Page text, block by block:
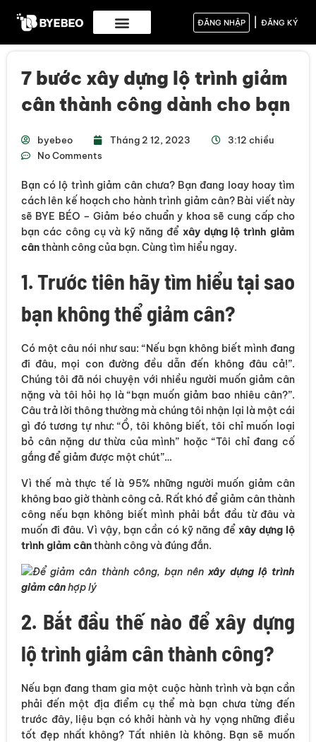
ĐĂNG NHẬP ĐĂNG KÝ
7 bước xây dựng lộ trình giảm
cân thành công dành cho bạn
byebeo Tháng 2 12, 2023
3:12 chiều
No Comments
Bạn có lộ trình giảm cân chưa? Bạn đang loay hoay tìm
cách lên kế hoạch cho hành trình giảm cân? Bài viết này
sẽ BYE BÉO – Giảm béo chuẩn y khoa sẽ cung cấp cho
bạn các công cụ và kỹ năng để xây dựng lộ trình giảm
cânthành công của bạn. Cùng tìm hiểu ngay.
1. Trước tiên hãy tìm hiểu tại sao
bạn không thể giảm cân?
Có một câu nói như sau: “Nếu bạn không biết mình đang
đi đâu, mọi con đường đều dẫn đến không đâu cả!”.
Chúng tôi đã nói chuyện với nhiều người muốn giảm cân
nặng và tôi hỏi họ là “bạn muốn giảm bao nhiêu cân?”.
Câu trả lời thông thường mà chúng tôi nhận lại là một cái
gì đó tương tự như: “Ồ, tôi không biết, tôi chỉ muốn loại
bỏ cân nặng dư thừa của mình” hoặc “Tôi chỉ đang cố
gắng để giảm được một chút”…
Vì thế mà thực tế là 95% những người muốn giảm cân
không bao giờ thành công cả. Rất khó để giảm cân thành
công nếu bạn không biết mình phải bắt đầu từ đâu và
muốn đi đâu. Vì vậy, bạn cần có kỹ năng để xây dựng lộ
trình giảm cânthành công và đúng đắn.
Để giảm cân thành công, bạn nênxây dựng lộ trình
giảm cânhợp lý
2. Bắt đầu thế nào để xây dựng
lộ trình giảm cân thành công?
Nếu bạn đang tham gia một cuộc hành trình và bạn cần
phải đến một địa điểm cụ thể mà bạn chưa từng đến
trước đây, liệu bạn có khởi hành và hy vọng những điều
tốt đẹp nhất không? Tất nhiên là không. Bạn sẽ muốn